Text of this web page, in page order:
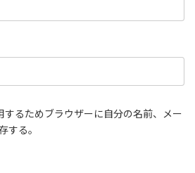
するためブラウザーに自分の名前、メー
する。